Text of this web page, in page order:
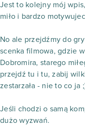
Jest to kolejny mój
miło i bardzo
No ale przejdźmy do
scenka filmowa, gdzie
Dobromira, starego
przejdź tu i tu, zabij
zestarzała - nie to co ja
Jeśli chodzi o samą
dużo wyzwań.